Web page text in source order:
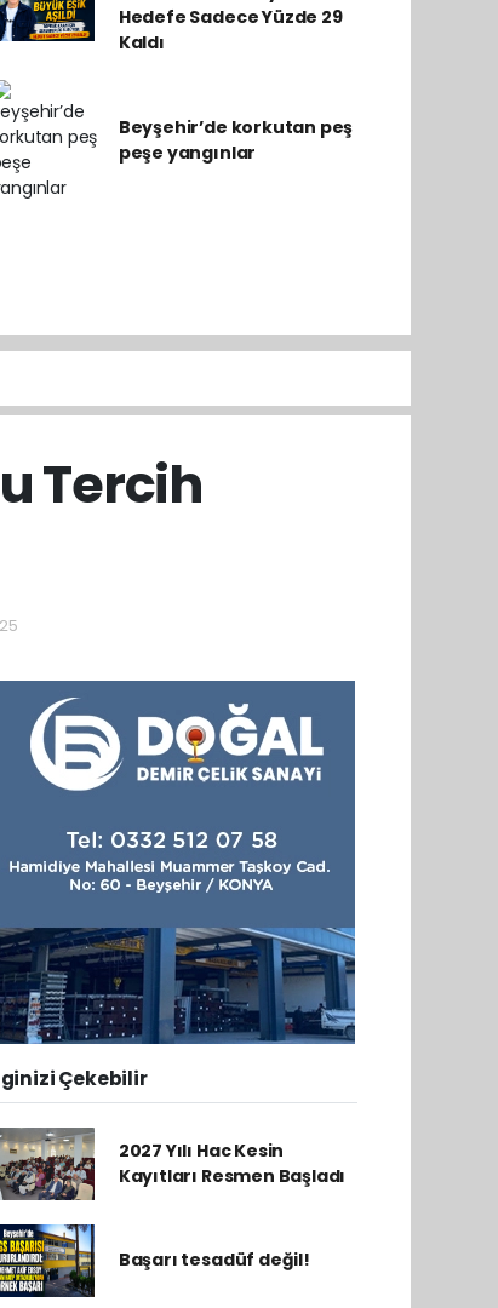
Hedefe Sadece Yüzde 29
Kaldı
Beyşehir’de korkutan peş
peşe yangınlar
Tercih
Çekebilir
2027 Yılı Hac Kesin
Kayıtları Resmen Başladı
Başarı tesadüf değil!